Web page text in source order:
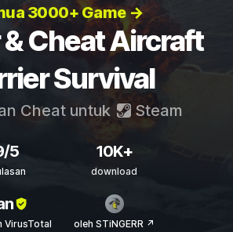
3000+ Game →
Cheat Aircraft
Survival
Cheat untuk Steam
5 10K+
download
VirusTotal oleh STiNGERR ↗